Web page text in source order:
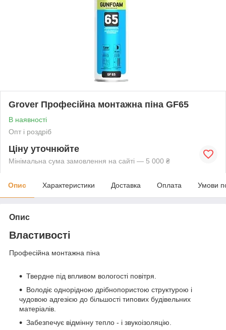
Grover Професійна монтажна піна GF65
В наявності
Опт і роздріб
Ціну уточнюйте
Мінімальна сума замовлення на сайті — 5 000 ₴
Опис Характеристики Доставка Оплата Умови
Опис
Властивості
Професійна монтажна піна
Твердне під впливом вологості повітря.
Володіє однорідною дрібнопористою структурою і
чудовою адгезією до більшості типових будівельних
матеріалів.
Забезпечує відмінну тепло - і звукоізоляцію.